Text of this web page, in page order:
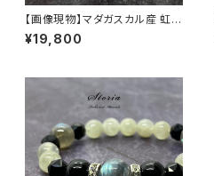
【画像現物】マダガスカル産 虹入
りアイリスクォーツ 15mm ブレ
スレット【M07146】
¥19,800